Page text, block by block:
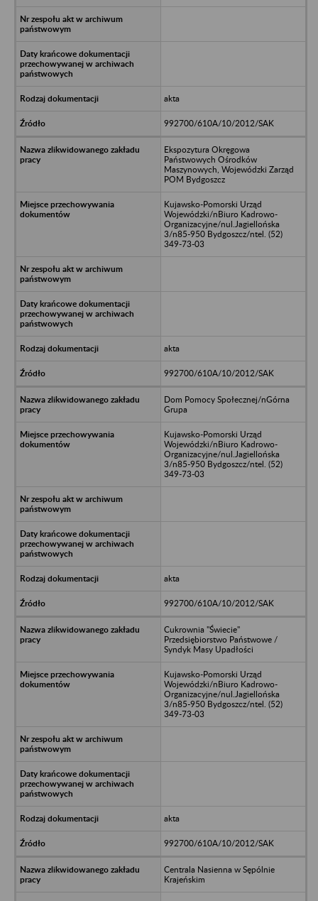
akta
992700/610A/10/2012/SAK
Ekspozytura Okręgowa
Państwowych Ośrodków
Maszynowych, Wojewódzki Zarząd
POM Bydgoszcz
Kujawsko-Pomorski Urząd
Wojewódzki/nBiuro Kadrowo-
Organizacyjne/nul.Jagiellońska
3/n85-950 Bydgoszcz/ntel. (52)
349-73-03
akta
992700/610A/10/2012/SAK
Dom Pomocy Społecznej/nGórna
Grupa
Kujawsko-Pomorski Urząd
Wojewódzki/nBiuro Kadrowo-
Organizacyjne/nul.Jagiellońska
3/n85-950 Bydgoszcz/ntel. (52)
349-73-03
akta
992700/610A/10/2012/SAK
Cukrownia "Świecie"
Przedsiębiorstwo Państwowe /
Syndyk Masy Upadłości
Kujawsko-Pomorski Urząd
Wojewódzki/nBiuro Kadrowo-
Organizacyjne/nul.Jagiellońska
3/n85-950 Bydgoszcz/ntel. (52)
349-73-03
akta
992700/610A/10/2012/SAK
Centrala Nasienna w Sępólnie
Krajeńskim